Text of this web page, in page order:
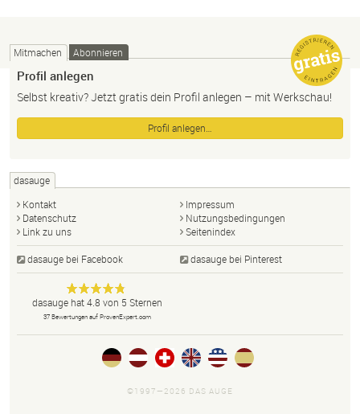
Mitmachen Abonnieren
Profil anlegen
Selbst kreativ? Jetzt gratis dein Profil anlegen – mit Werkschau!
Profil anlegen…
dasauge
Kontakt
Impressum
Datenschutz
Nutzungsbedingungen
Link zu uns
Seitenindex
dasauge bei Facebook dasauge bei Pinterest
dasauge
Designer,
Fotografen,
Agenturen,
Portfolios
und Jobs.
Anonym
dasaugehat4.8 von 5 Sternen
37Bewertungen auf ProvenExpert.com
©1997—2026 DAS AUGE